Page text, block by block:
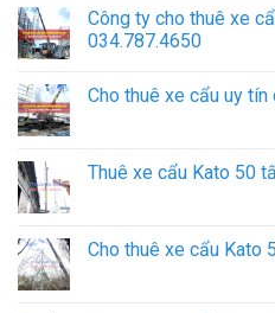
Công ty cho thuê xe
034.787.4650
Cho thuê xe cẩu uy
Thuê xe cẩu Kato 50
Cho thuê xe cẩu Kato